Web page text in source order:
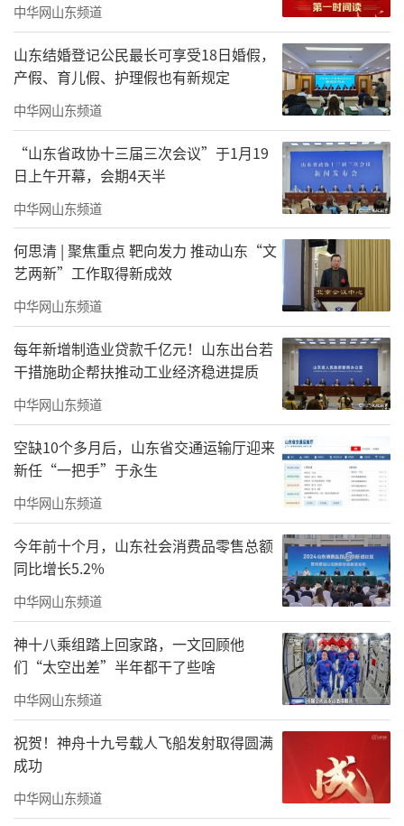
此次入选工信部首批海外智能工厂案例
集，是海尔智家全球化的重要里程碑，更是中
国家电制造走向世界舞台中央的有力证明。
未来，海尔智家将继续以数字技术、绿色
理念驱动全球制造升级，让更多“中国样
板”闪耀世界，为中国企业高质量全球化探路
前行。
责任编辑：王鑫磊
中华网山东频道
山东结婚登记公民最长可享受18日婚假，
产假、育儿假、护理假也有新规定
中华网山东频道
“山东省政协十三届三次会议”于1月19
日上午开幕，会期4天半
中华网山东频道
何思清 | 聚焦重点 靶向发力 推动山东“文
艺两新”工作取得新成效
中华网山东频道
每年新增制造业贷款千亿元！山东出台若
干措施助企帮扶推动工业经济稳进提质
中华网山东频道
空缺10个多月后，山东省交通运输厅迎来
新任“一把手”于永生
中华网山东频道
今年前十个月，山东社会消费品零售总额
同比增长5.2%
中华网山东频道
神十八乘组踏上回家路，一文回顾他
们“太空出差”半年都干了些啥
中华网山东频道
祝贺！神舟十九号载人飞船发射取得圆满
成功
中华网山东频道